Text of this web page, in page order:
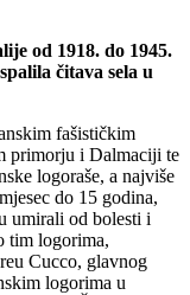
od 1918. do 1945.
čitava sela u
fašističkim
primorju i Dalmaciji te
logoraše, a najviše
do 15 godina,
umirali od bolesti i
tim logorima,
Cucco, glavnog
logorima u